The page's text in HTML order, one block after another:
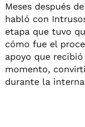
Meses después
habló con
etapa que tuvo
cómo fue el
apoyo que
momento,
durante la